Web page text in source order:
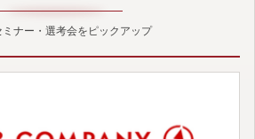
ミナー・選考会をピックアップ